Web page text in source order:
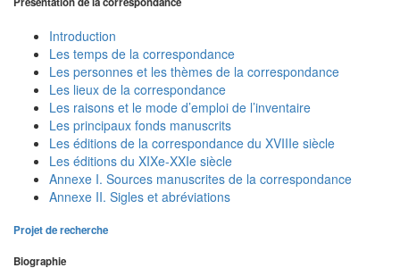
Introduction
Les temps de la correspondance
Les personnes et les thèmes de la correspondance
Les lieux de la correspondance
Les raisons et le mode d’emploi de l’inventaire
Les principaux fonds manuscrits
Les éditions de la correspondance du XVIIIe siècle
Les éditions du XIXe-XXIe siècle
Annexe I. Sources manuscrites de la correspondance
Annexe II. Sigles et abréviations
Projet de recherche
Biographie